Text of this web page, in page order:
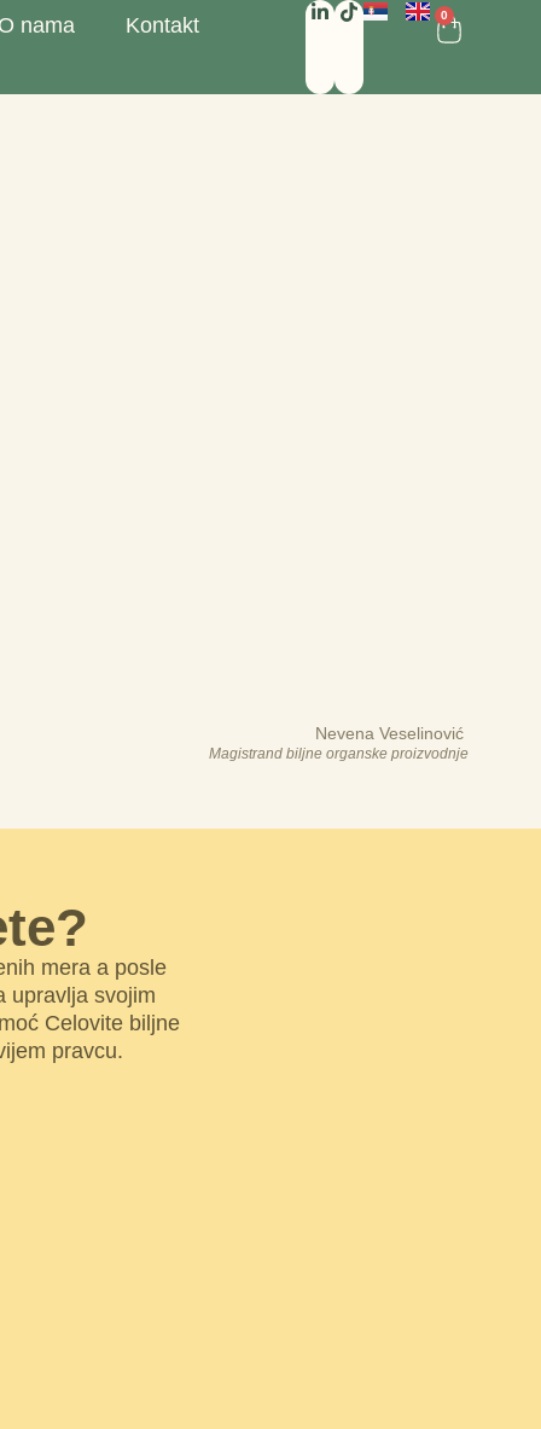
O nama Kontakt 0
Nevena Veselinović
Magistrand biljne organske proizvodnje
mera a posle
upravlja svojim
Celovite biljne
pravcu.